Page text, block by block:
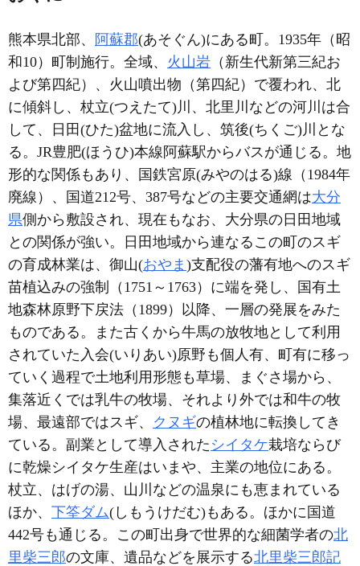
熊本県北部、 阿蘇郡(あそぐん)にある町。1935年（昭
和10）町制施行。全域、 火山岩 （新生代新第三紀お
よび第四紀）、火山噴出物（第四紀）で覆われ、北
に傾斜し、杖立(つえたて)川、北里川などの河川は合
して、日田(ひた)盆地に流入し、筑後(ちくご)川とな
る。JR豊肥(ほうひ)本線阿蘇駅からバスが通じる。地
形的な関係もあり、国鉄宮原(みやのはる)線（1984年
廃線）、国道212号、387号などの主要交通網は大分
県側から敷設され、現在もなお、大分県の日田地域
との関係が強い。日田地域から連なるこの町のスギ
の育成林業は、御山(おやま )支配役の藩有地へのスギ
苗植込みの強制（1751～1763）に端を発し、国有土
地森林原野下戻法（1899）以降、一層の発展をみた
ものである。また古くから牛馬の放牧地として利用
されていた入会(いりあい)原野も個人有、町有に移っ
ていく過程で土地利用形態も草場、まぐさ場から、
集落近くでは乳牛の牧場、それより外では和牛の牧
場、最遠部ではスギ、 クヌギの植林地に転換してき
ている。副業として導入された シイタケ栽培ならび
に乾燥シイタケ生産はいまや、主業の地位にある。
杖立、はげの湯、山川などの温泉にも恵まれている
ほか、 下筌ダム(しもうけだむ)もある。ほかに国道
442号も通じる。この町出身で世界的な細菌学者の北
里柴三郎の文庫、遺品などを展示する北里柴三郎記